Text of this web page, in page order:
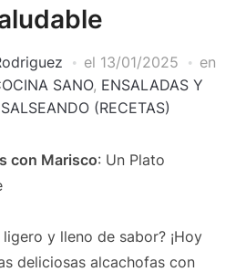
el 13/01/2025
en
SANO, ENSALADAS Y
SALSEANDO (RECETAS)
con Marisco: Un Plato
y lleno de sabor? ¡Hoy
deliciosas alcachofas con